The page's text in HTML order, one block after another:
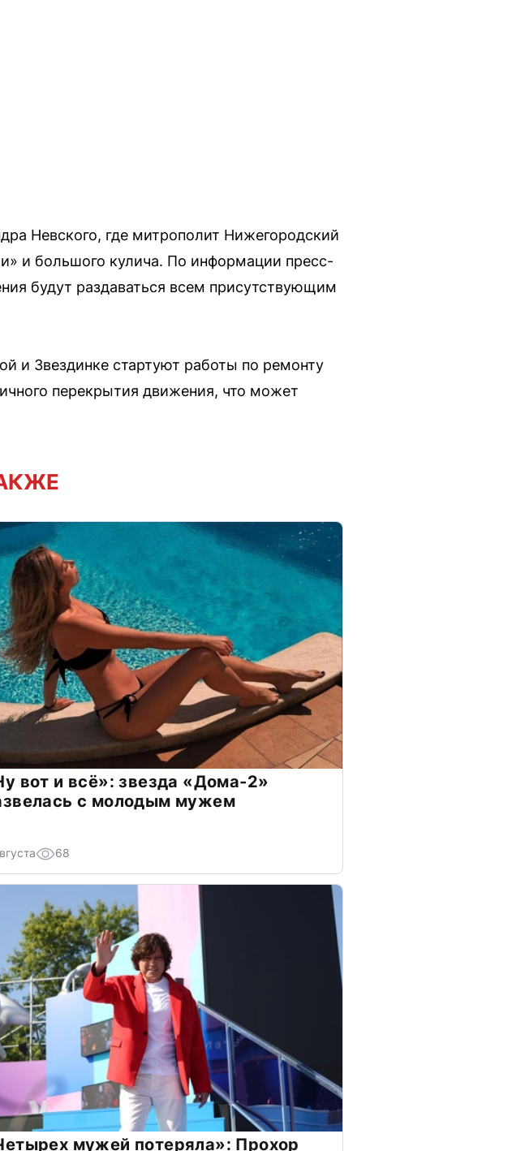
Невского, где митрополит Нижегородский
и большого кулича. По информации пресс-
будут раздаваться всем присутствующим
и Звездинке стартуют работы по ремонту
перекрытия движения, что может
вот и всё»: звезда «Дома-2»
с молодым мужем
68
мужей потеряла»: Прохор